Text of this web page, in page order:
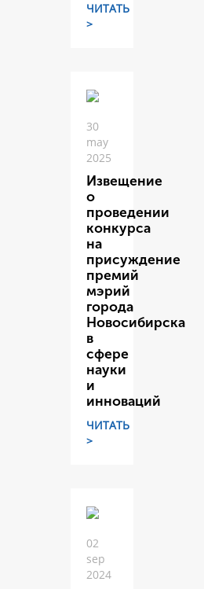
ЧИТАТЬ
>
30
may
2025
Извещение
о
проведении
конкурса
на
присуждение
премий
мэрий
города
Новосибирска
в
сфере
науки
и
инноваций
ЧИТАТЬ
>
02
sep
2024